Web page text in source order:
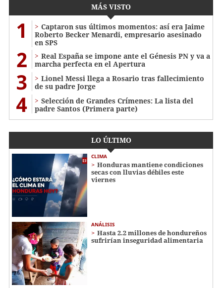
MÁS VISTO
1
Captaron sus últimos momentos: así era Jaime
Roberto Becker Menardi​​​, empresario asesinado
en SPS
2
Real España se impone ante el Génesis PN y va a
marcha perfecta en el Apertura
3
Lionel Messi llega a Rosario tras fallecimiento
de su padre Jorge
4
Selección de Grandes Crímenes: La lista del
padre Santos (Primera parte)
LO ÚLTIMO
CLIMA
Honduras mantiene condiciones
secas con lluvias débiles este
viernes
ANÁLISIS
Hasta 2.2 millones de hondureños
sufrirían inseguridad alimentaria